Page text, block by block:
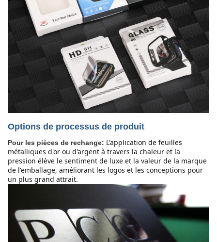
Options de processus de produit
Pour les pièces de rechange: L'application de feuilles
métalliques d'or ou d'argent à travers la chaleur et la
pression élève le sentiment de luxe et la valeur de la marque
de l'emballage, améliorant les logos et les conceptions pour
un plus grand attrait.